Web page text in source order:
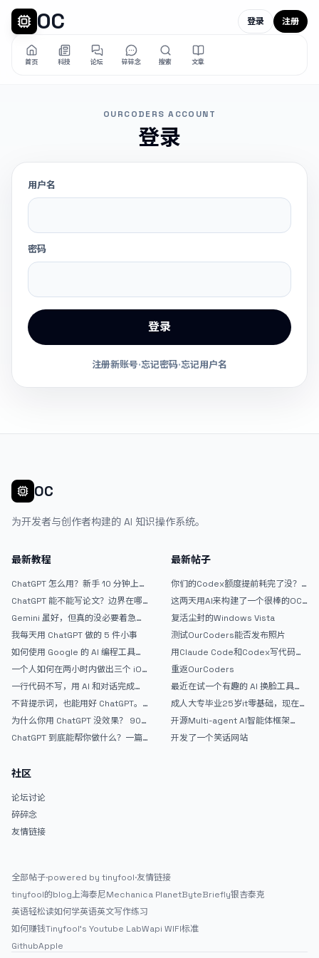
OC
首页 科技 论坛 碎碎念 搜索 文章
登录 注册
OURCODERS ACCOUNT
登录
用户名
密码
登录
注册新账号·忘记密码·忘记用户名
OC
为开发者与创作者构建的 AI 知识操作系统。
最新教程
ChatGPT 怎么用？新手 10 分钟上手
ChatGPT 能不能写论文？边界在哪
Gemini 虽好，但真的没必要着急放
弃 ChatGPT
我每天用 ChatGPT 做的 5 件小事
如何使用 Google 的 AI 编程工具
AntiGravity：独立开发者的新时代
武器
一个人如何在两小时内做出三个 iOS
APP？｜AntiGravity + Gemini 3 实
战完整记录
一行代码不写，用 AI 和对话完成一
个完整网站：《图书天堂》实战记录
不背提示词，也能用好 ChatGPT。
一个万能提问模板
为什么你用 ChatGPT 没效果？ 90%
的人第一步就问错了
ChatGPT 到底能帮你做什么？一篇
最新帖子
你们的Codex额度提前耗完了没？
戒断反应如何？
这两天用AI来构建了一个很棒的OC
论坛精华区
复活尘封的Windows Vista
测试OurCoders能否发布照片
用Claude Code和Codex写代码真
的爽，但是App怎么挣钱还是很难啊
重返OurCoders
最近在试一个有趣的 AI 换脸工具，
效果挺不错
成人大专毕业25岁it零基础，现在想
考软件设计师，有什么好的建议吗，
谢谢！
开源Multi-agent AI智能体框架
aevatar.ai，欢迎大家贡献代码
开发了一个笑话网站
社区
论坛讨论
碎碎念
友情链接
全部帖子·powered by tinyfool·友情链接
tinyfool的blog上海泰尼Mechanica PlanetByteBriefly银杏泰克
英语轻松读如何学英语英文写作练习
如何赚钱Tinyfool's Youtube LabWapi WIFI标准
GithubApple